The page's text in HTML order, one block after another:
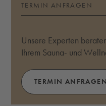
TERMIN ANFRAGEN
Unsere Experten
Ihrem Sauna- und
TERMIN ANFRAGEN